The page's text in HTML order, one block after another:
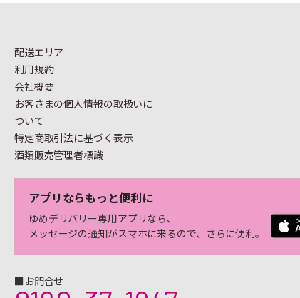
配送エリア
利用規約
会社概要
お客さまの個人情報の取扱いに
ついて
特定商取引法に基づく表示
酒類販売管理者標識
アプリならもっと便利に
ゆめデリバリー専用アプリなら、
メッセージの通知がスマホに来るので、さらに便利。
■お問合せ